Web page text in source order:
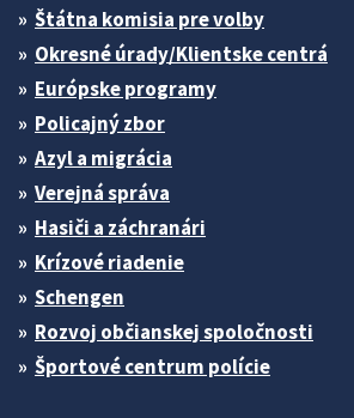
Štátna komisia pre volby
Okresné úrady/Klientske centrá
Európske programy
Policajný zbor
Azyl a migrácia
Verejná správa
Hasiči a záchranári
Krízové riadenie
Schengen
Rozvoj občianskej spoločnosti
Športové centrum polície